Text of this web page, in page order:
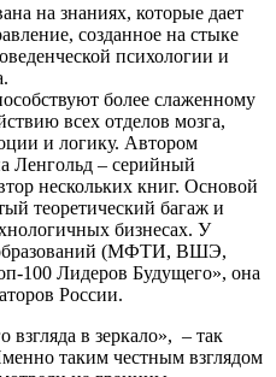
на знаниях, которые дает
созданное на стыке
психологии и
более слаженному
всех отделов мозга,
и логику. Автором
Ленгольд – серийный
нескольких книг. Основой
теоретический багаж и
бизнесах. У
(МФТИ, ВШЭ,
100 Лидеров Будущего», она
России.
взгляда в зеркало», – так
таким честным взглядом